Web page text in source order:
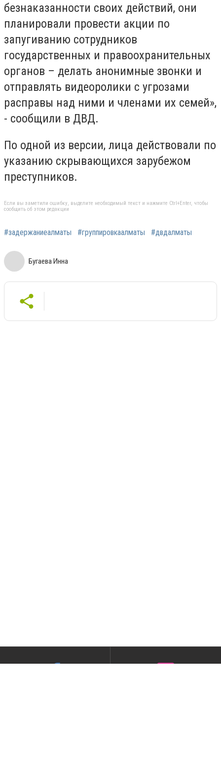
безнаказанности своих действий, они
планировали провести акции по
запугиванию сотрудников
государственных и правоохранительных
органов – делать анонимные звонки и
отправлять видеоролики с угрозами
расправы над ними и членами их семей»,
- сообщили в ДВД.
По одной из версии, лица действовали по
указанию скрывающихся зарубежом
преступников.
Если вы заметили ошибку, выделите необходимый текст и нажмите Ctrl+Enter, чтобы
сообщить об этом редакции
#задержаниеалматы #группировкаалматы #двдалматы
Бугаева Инна